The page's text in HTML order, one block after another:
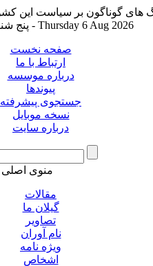
پنج شنبه ۱۵ مرداد ۱۴۰۵ - Thursday 6 Aug 2026
صفحه نخست
ارتباط با ما
درباره موسسه
پیوندها
جستجوی پیشرفته
نسخه موبایل
درباره سایت
منوی اصلی
مقالات
گیلان ما
تصاویر
نام آوران
ویژه نامه
اشخاص